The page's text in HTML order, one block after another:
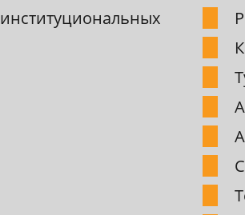
институциональных